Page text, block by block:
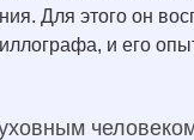
Для этого он
и его